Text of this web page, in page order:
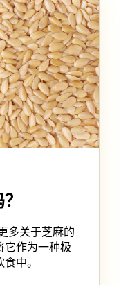
多关于芝麻的
它作为一种极
中。